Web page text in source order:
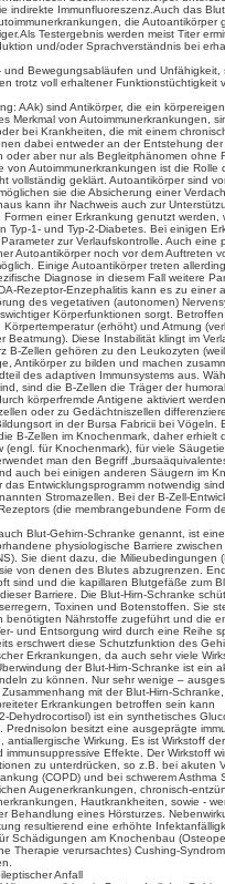
indirekte Immunfluoreszenz.Auch das
die Autoantikörper
Testergebnis werden meist Titer
und/oder Sprachverständnis bei
und Bewegungsabläufen und
trotz voll erhaltener Funktionstüchtigkeit
AAk) sind Antikörper, die ein
Merkmal von Autoimmunerkrankungen,
bei Krankheiten, die mit einem
dabei entweder an der Entstehung
oder aber nur als Begleitphänomen ohne
von Autoimmunerkrankungen ist die Rolle
vollständig geklärt. Autoantikörper sind
sie die Absicherung einer
kann ihr Nachweis auch zur
einer Erkrankung genutzt werden,
Typ-1- und Typ-2-Diabetes. Bei einigen
zur Verlaufskontrolle. Auch eine
Autoantikörper noch vor dem Auftreten
Einige Autoantikörper treten
Diagnose in diesem Fall weitere
Rezeptor-Enzephalitis kann es zu einer
des vegetativen (autonomen)
Körperfunktionen sorgt.
Körpertemperatur (erhöht) und Atmung
Beatmung). Diese Instabilität klingt im
B-Zellen gehören zu den Leukozyten
Antikörper zu bilden und machen
des adaptiven Immunsystems aus.
sind die B-Zellen die Träger der
körperfremde Antigene aktiviert
oder zu Gedächtniszellen
in der Bursa Fabricii bei
B-Zellen im Knochenmark, daher erhielt
(engl. für Knochenmark), für viele
man den Begriff
auch bei einigen anderen Säugern im
das Entwicklungsprogramm notwendig
Stromazellen. Bei der B-Zell-
(die membrangebundene Form
Blut-Gehirn-Schranke genannt, ist
physiologische Barriere
Sie dient dazu, die Milieubedingungen
von denen des Blutes abzugrenzen.
sind und die kapillaren Blutgefäße zum
Barriere. Die Blut-Hirn-Schranke
Toxinen und Botenstoffen. Sie
benötigten Nährstoffe zugeführt und die
und Entsorgung wird durch eine Reihe
erschwert diese Schutzfunktion des
Erkrankungen, da auch sehr viele
der Blut-Hirn-Schranke ist ein
zu können. Nur sehr wenige –
mit der Blut-Hirn-
Erkrankungen betroffen sein kann
Dehydrocortisol) ist ein synthetisches
Prednisolon besitzt eine ausgeprägte
antiallergische Wirkung. Es ist Wirkstoff
immunsuppressive Effekte. Der Wirkstoff
zu unterdrücken, so z.B. bei akuten
(COPD) und bei schwerem Asthma
Augenerkrankungen, chronisch-
Hautkrankheiten, sowie -
Behandlung eines Hörsturzes.
resultierend eine erhöhte
Schädigungen am Knochenbau
Therapie verursachtes) Cushing-
Anfall